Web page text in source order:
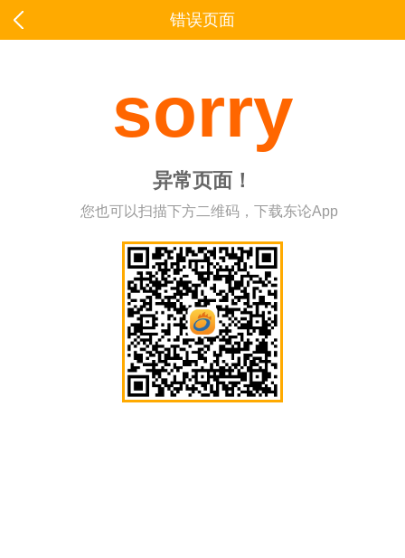
错误页面
sorry
异常页面！
您也可以扫描下方二维码，下载东论App